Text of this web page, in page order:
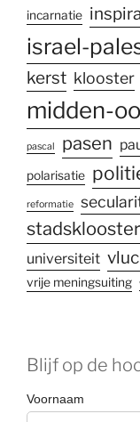
incarnatie
israel-
kerst klooster
midden-
pascal pasen
polarisatie
reformatie
stadsklooster
universiteit
vrije meningsuiting
Blijf op de